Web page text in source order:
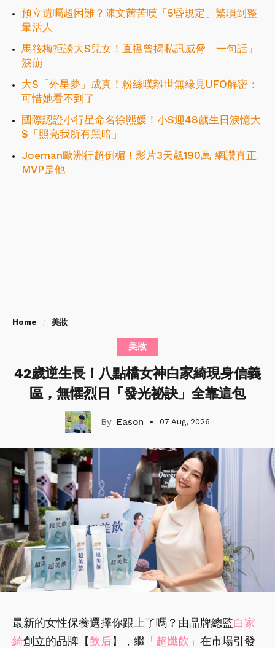
預立遺囑超困難？陳文茜苦嘆「5昏規定」繁瑣到整
暈活人
馬筱梅拒談大S兒女！直播曾揭私訊威脅「一句話」
淚崩
大S「外星夢」成真！粉絲嘆離世無緣見UFO解密：
可惜她看不到了
國際認證小行星命名徐熙媛！小S迎48歲生日淚憶大
S「照亮我所有黑暗」
Joeman歐洲行超倒楣！影片3天飆190萬 網讚真正
MVP是他
Home 美妝
美妝
42歲逆生長！八點檔女神白家綺現身信義
區，無懼烈日「發光祕訣」全靠這包
Eason 07 Aug, 2026
最新的女性保養選擇你跟上了嗎？由品牌總監白家
綺創立的品牌【飲后】，繼「超孅飲 」在市場引發